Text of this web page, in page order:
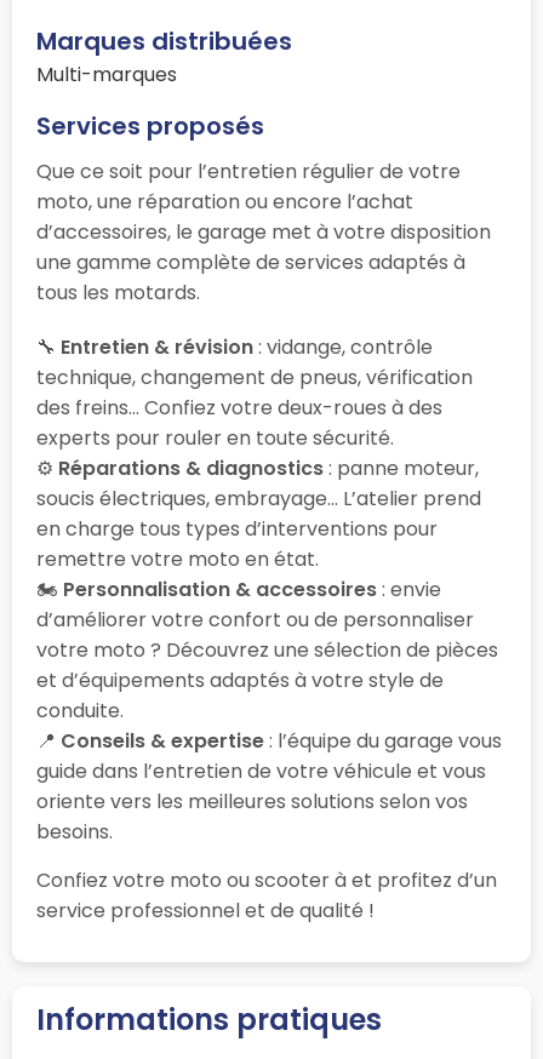
Marques distribuées
Multi-marques
Services proposés
Que ce soit pour l’entretien régulier de votre
moto, une réparation ou encore l’achat
d’accessoires, le garage met à votre disposition
une gamme complète de services adaptés à
tous les motards.
🔧 Entretien & révision: vidange, contrôle
technique, changement de pneus, vérification
des freins… Confiez votre deux-roues à des
experts pour rouler en toute sécurité.
⚙️ Réparations & diagnostics: panne moteur,
soucis électriques, embrayage… L’atelier prend
en charge tous types d’interventions pour
remettre votre moto en état.
🏍️ Personnalisation & accessoires: envie
d’améliorer votre confort ou de personnaliser
votre moto ? Découvrez une sélection de pièces
et d’équipements adaptés à votre style de
conduite.
📍 Conseils & expertise: l’équipe du garage vous
guide dans l’entretien de votre véhicule et vous
oriente vers les meilleures solutions selon vos
besoins.
Confiez votre moto ou scooter àet profitez d’un
service professionnel et de qualité !
Informations pratiques